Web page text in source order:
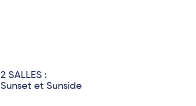
2 SALLES :
Sunset et Sunside